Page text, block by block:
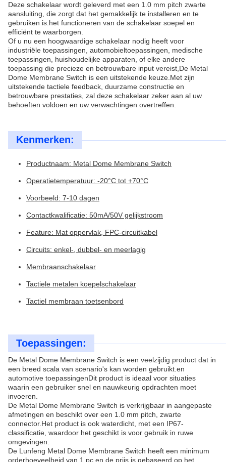
Deze schakelaar wordt geleverd met een 1.0 mm pitch zwarte
aansluiting, die zorgt dat het gemakkelijk te installeren en te
gebruiken is.het functioneren van de schakelaar soepel en
efficiënt te waarborgen.
Of u nu een hoogwaardige schakelaar nodig heeft voor
industriële toepassingen, automobieltoepassingen, medische
toepassingen, huishoudelijke apparaten, of elke andere
toepassing die precieze en betrouwbare input vereist,De Metal
Dome Membrane Switch is een uitstekende keuze.Met zijn
uitstekende tactiele feedback, duurzame constructie en
betrouwbare prestaties, zal deze schakelaar zeker aan al uw
behoeften voldoen en uw verwachtingen overtreffen.
Kenmerken:
Productnaam: Metal Dome Membrane Switch
Operatietemperatuur: -20°C tot +70°C
Voorbeeld: 7-10 dagen
Contactkwalificatie: 50mA/50V gelijkstroom
Feature: Mat oppervlak, FPC-circuitkabel
Circuits: enkel-, dubbel- en meerlagig
Membraanschakelaar
Tactiele metalen koepelschakelaar
Tactiel membraan toetsenbord
Toepassingen:
De Metal Dome Membrane Switch is een veelzijdig product dat in
een breed scala van scenario's kan worden gebruikt.en
automotive toepassingenDit product is ideaal voor situaties
waarin een gebruiker snel en nauwkeurig opdrachten moet
invoeren.
De Metal Dome Membrane Switch is verkrijgbaar in aangepaste
afmetingen en beschikt over een 1.0 mm pitch, zwarte
connector.Het product is ook waterdicht, met een IP67-
classificatie, waardoor het geschikt is voor gebruik in ruwe
omgevingen.
De Lunfeng Metal Dome Membrane Switch heeft een minimum
orderhoeveelheid van 1 pc en de prijs is gebaseerd op het